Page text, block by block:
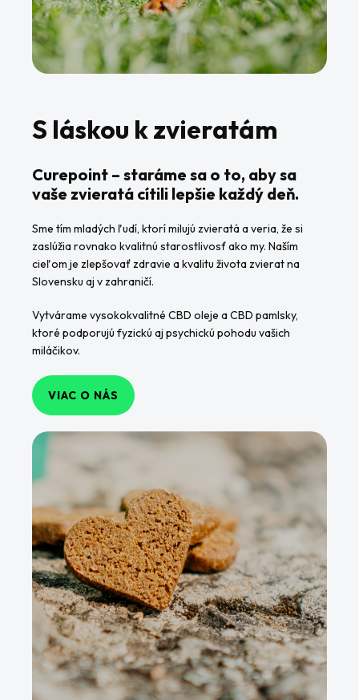
S láskou k zvieratám
Curepoint – staráme sa o to, aby sa
vaše zvieratá cítili lepšie každý deň.
Sme tím mladých ľudí, ktorí milujú zvieratá a veria, že si
zaslúžia rovnako kvalitnú starostlivosť ako my. Naším
cieľom je zlepšovať zdravie a kvalitu života zvierat na
Slovensku aj v zahraničí.
Vytvárame vysokokvalitné CBD oleje a CBD pamlsky,
ktoré podporujú fyzickú aj psychickú pohodu vašich
miláčikov.
VIAC O NÁS